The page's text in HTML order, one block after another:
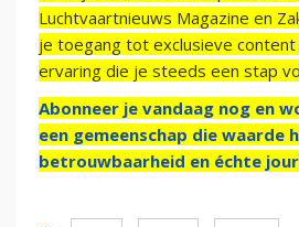
Luchtvaartnieuws Magazine en
je toegang tot exclusieve content
ervaring die je steeds een stap
Abonneer je vandaag nog en
een gemeenschap die waarde
betrouwbaarheid en échte